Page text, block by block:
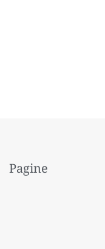
Pagine